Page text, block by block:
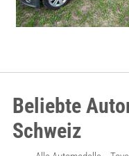
Beliebte
Schweiz